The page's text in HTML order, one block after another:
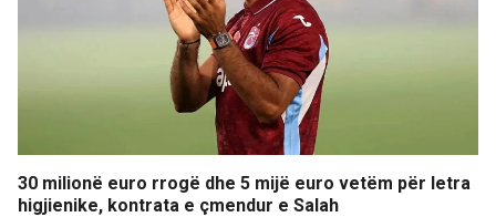
30 milionë euro rrogë dhe 5 mijë euro vetëm për letra
higjienike, kontrata e çmendur e Salah